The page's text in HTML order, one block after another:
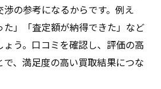
の参考になるからです。例え
」「査定額が納得できた」など
う。口コミを確認し、評価の高
、満足度の高い買取結果につな